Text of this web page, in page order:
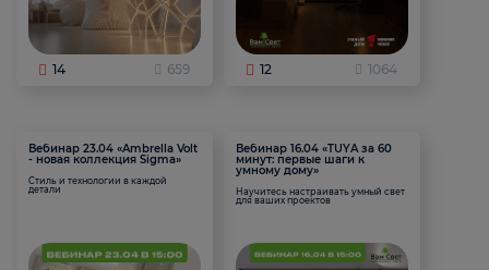
14 659 12 1064
Вебинар 23.04 «Ambrella Volt
- новая коллекция Sigma»
Стиль и технологии в каждой
детали
Вебинар 16.04 «TUYA за 60
минут: первые шаги к
умному дому»
Научитесь настраивать умный свет
для ваших проектов